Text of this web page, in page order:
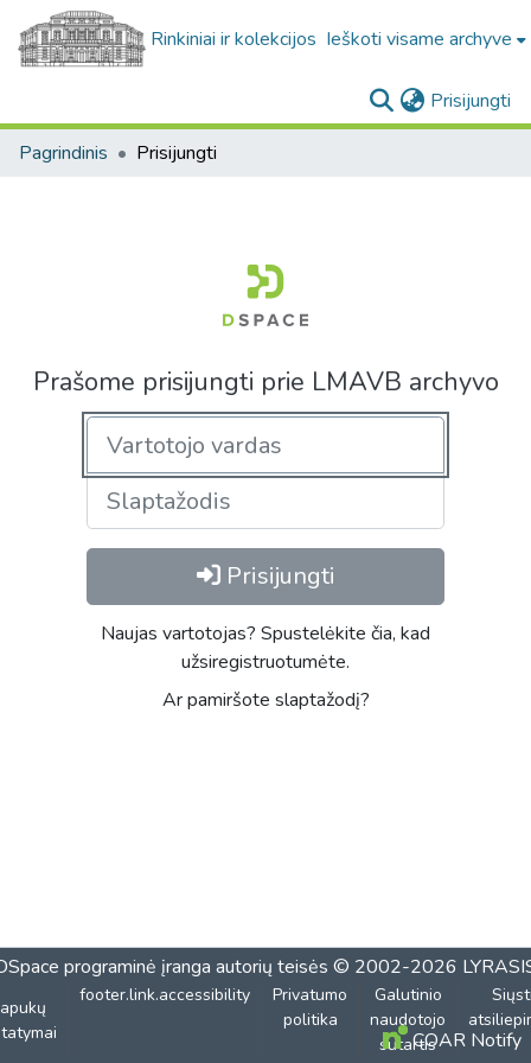
Rinkiniai ir kolekcijos Ieškoti visame archyve
Prisijungti
Pagrindinis Prisijungti
Prašome prisijungti prie LMAVB archyvo
Prisijungti
Naujas vartotojas? Spustelėkite čia, kad
užsiregistruotumėte.
Ar pamiršote slaptažodį?
programinė įranga autorių teisės © 2002-2026
footer.link.accessibility
Privatumo
politika
Galutinio
naudotojo
sutartisCOAR Notify